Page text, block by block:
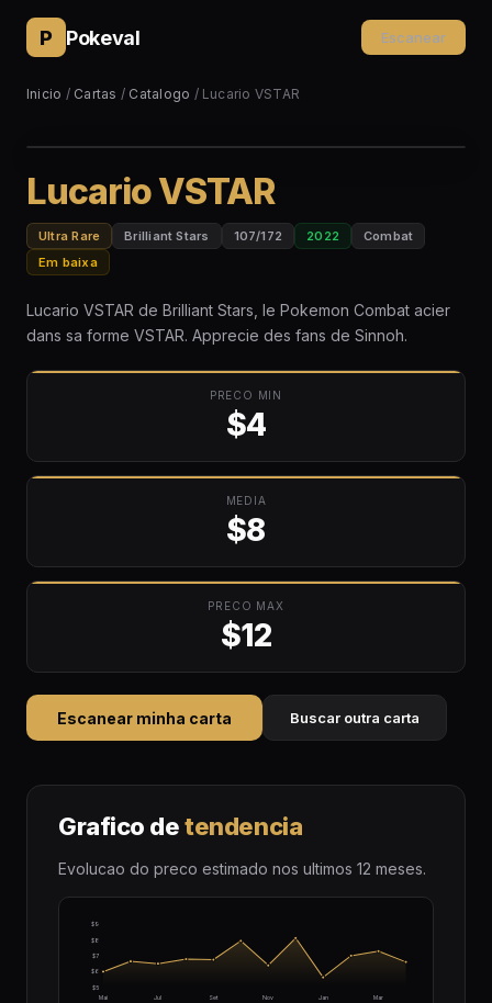
P Pokeval Escanear
Inicio / Cartas / Catalogo / Lucario VSTAR
Lucario VSTAR
Ultra Rare Brilliant Stars 107/172 2022
Combat
Em baixa
Lucario VSTAR de Brilliant Stars, le Pokemon Combat acier
dans sa forme VSTAR. Apprecie des fans de Sinnoh.
PRECO MIN
$4
MEDIA
$8
PRECO MAX
$12
Escanear minha carta Buscar outra carta
Grafico detendencia
Evolucao do preco estimado nos ultimos 12 meses.
$5
$6
$7
$8
$9
Mai Jul Set Nov Jan Mar